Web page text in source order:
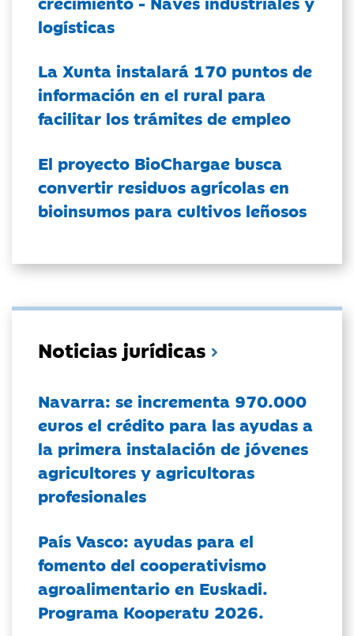
logísticas
La Xunta instalará 170 puntos de
información en el rural para
facilitar los trámites de empleo
El proyecto BioChargae busca
convertir residuos agrícolas en
bioinsumos para cultivos leñosos
Noticias jurídicas
Navarra: se incrementa 970.000
euros el crédito para las ayudas a
la primera instalación de jóvenes
agricultores y agricultoras
profesionales
País Vasco: ayudas para el
fomento del cooperativismo
agroalimentario en Euskadi.
Programa Kooperatu 2026.